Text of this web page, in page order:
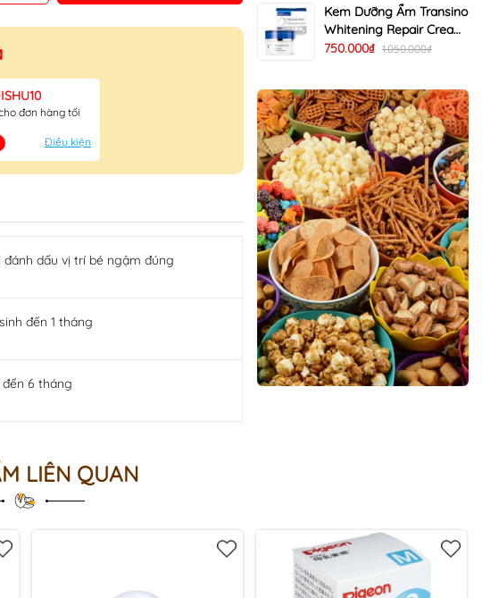
đơn hàng tối
Điều kiện
dấu vị trí bé ngậm đúng
đến 1 tháng
đến 6 tháng
Kem Dưỡng Ẩm Transino
Whitening Repair Cream
EX Trị Nám Trắng Da 35g
750.000₫ 1.050.000₫
LIÊN QUAN